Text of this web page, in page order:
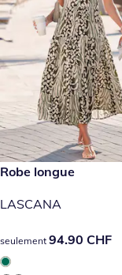
94.90 CHF
Robe longue
LASCANA
94.90 CHF
seulement 94.90 CHF